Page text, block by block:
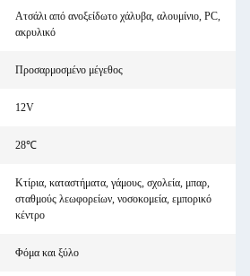
Ατσάλι από ανοξείδωτο χάλυβα, αλουμίνιο, PC,
ακρυλικό
Προσαρμοσμένο μέγεθος
12V
28℃
Κτίρια, καταστήματα, γάμους, σχολεία, μπαρ,
σταθμούς λεωφορείων, νοσοκομεία, εμπορικό
κέντρο
Φόμα και ξύλο